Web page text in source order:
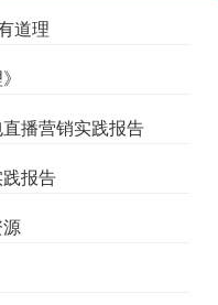
道理
播营销实践报告
报告
源